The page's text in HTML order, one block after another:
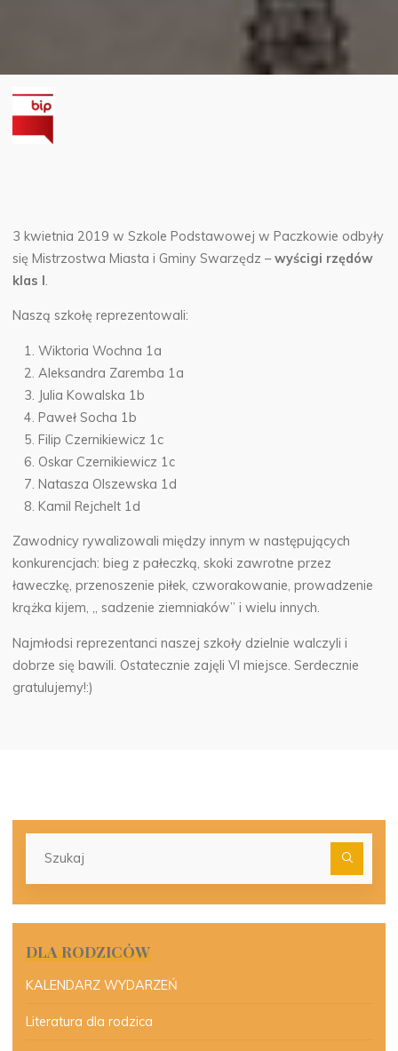
3 kwietnia 2019 w Szkole Podstawowej w Paczkowie odbyły
się Mistrzostwa Miasta i Gminy Swarzędz –wyścigi rzędów
klas I.
Naszą szkołę reprezentowali:
Wiktoria Wochna 1a
Aleksandra Zaremba 1a
Julia Kowalska 1b
Paweł Socha 1b
Filip Czernikiewicz 1c
Oskar Czernikiewicz 1c
Natasza Olszewska 1d
Kamil Rejchelt 1d
Zawodnicy rywalizowali między innym w następujących
konkurencjach: bieg z pałeczką, skoki zawrotne przez
ławeczkę, przenoszenie piłek, czworakowanie, prowadzenie
krążka kijem, ,, sadzenie ziemniaków” i wielu innych.
Najmłodsi reprezentanci naszej szkoły dzielnie walczyli i
dobrze się bawili. Ostatecznie zajęli VI miejsce. Serdecznie
gratulujemy!:)
DLA RODZICÓW
KALENDARZ WYDARZEŃ
Literatura dla rodzica